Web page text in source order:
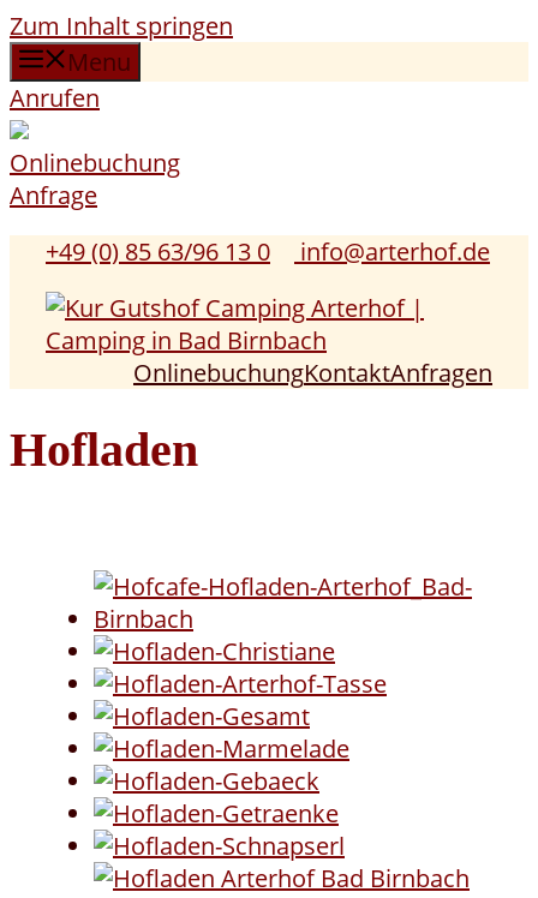
Zum Inhalt springen
Menu
Anrufen
Onlinebuchung
Anfrage
+49 (0) 85 63/96 13 0
info@arterhof.de
OnlinebuchungKontaktAnfragen
Hofladen